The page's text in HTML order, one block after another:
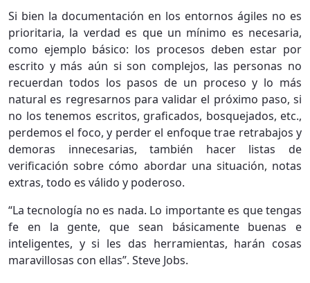
Si bien la documentación en los entornos ágiles no es
prioritaria, la verdad es que un mínimo es necesaria,
como ejemplo básico: los procesos deben estar por
escrito y más aún si son complejos, las personas no
recuerdan todos los pasos de un proceso y lo más
natural es regresarnos para validar el próximo paso, si
no los tenemos escritos, graficados, bosquejados, etc.,
perdemos el foco, y perder el enfoque trae retrabajos y
demoras innecesarias, también hacer listas de
verificación sobre cómo abordar una situación, notas
extras, todo es válido y poderoso.
“La tecnología no es nada. Lo importante es que tengas
fe en la gente, que sean básicamente buenas e
inteligentes, y si les das herramientas, harán cosas
maravillosas con ellas”. Steve Jobs.